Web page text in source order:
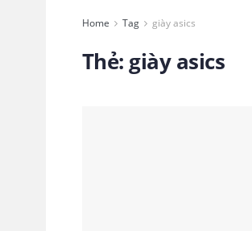
Home Tag giày asics
Thẻ: giày asics